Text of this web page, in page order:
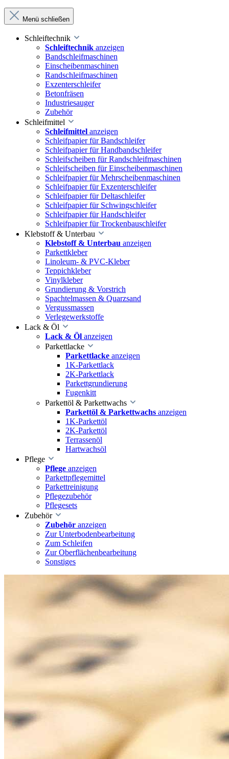
Menü schließen
Schleiftechnik
Schleiftechnik anzeigen
Bandschleifmaschinen
Einscheibenmaschinen
Randschleifmaschinen
Exzenterschleifer
Betonfräsen
Industriesauger
Zubehör
Schleifmittel
Schleifmittel anzeigen
Schleifpapier für Bandschleifer
Schleifpapier für Handbandschleifer
Schleifscheiben für Randschleifmaschinen
Schleifscheiben für Einscheibenmaschinen
Schleifpapier für Mehrscheibenmaschinen
Schleifpapier für Exzenterschleifer
Schleifpapier für Deltaschleifer
Schleifpapier für Schwingschleifer
Schleifpapier für Handschleifer
Schleifpapier für Trockenbauschleifer
Klebstoff & Unterbau
Klebstoff & Unterbau anzeigen
Parkettkleber
Linoleum- & PVC-Kleber
Teppichkleber
Vinylkleber
Grundierung & Vorstrich
Spachtelmassen & Quarzsand
Vergussmassen
Verlegewerkstoffe
Lack & Öl
Lack & Öl anzeigen
Parkettlacke
Parkettlacke anzeigen
1K-Parkettlack
2K-Parkettlack
Parkettgrundierung
Fugenkitt
Parkettöl & Parkettwachs
Parkettöl & Parkettwachs anzeigen
1K-Parkettöl
2K-Parkettöl
Terrassenöl
Hartwachsöl
Pflege
Pflege anzeigen
Parkettpflegemittel
Parkettreinigung
Pflegezubehör
Pflegesets
Zubehör
Zubehör anzeigen
Zur Unterbodenbearbeitung
Zum Schleifen
Zur Oberflächenbearbeitung
Sonstiges